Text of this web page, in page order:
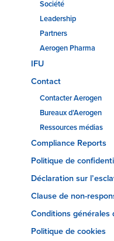
Société
Leadership
Partners
Aerogen Pharma
IFU
Contact
Contacter Aerogen
Bureaux d’Aerogen
Ressources médias
Compliance Reports
Politique de
Déclaration sur
Clause de non-
Conditions générales
Politique de cookies